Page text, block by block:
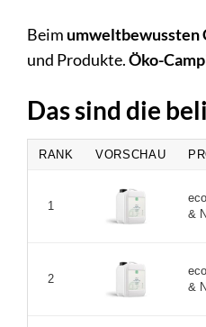
Beim umweltbewussten
und Produkte.Öko-
Das sind die
RANK VORSCHAU
1
&
2
&